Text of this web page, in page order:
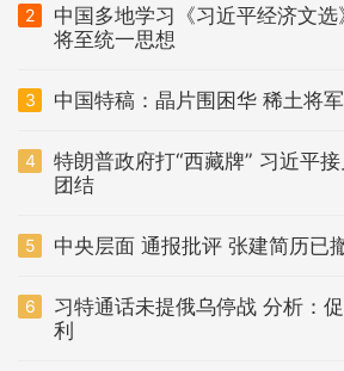
2
中国多地学习《习近平经济文选
将至统一思想
3 中国特稿：晶片围困华 稀土将
4
特朗普政府打“西藏牌” 习近平
团结
5 中央层面 通报批评 张建简历已
6
习特通话未提俄乌停战 分析：
利